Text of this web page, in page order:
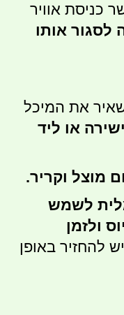
כניסת אוויר
לסגור אותו
את המיכל
או ליד
מוצל וקריר.
לשמש
ולזמן
להחזיר באופן